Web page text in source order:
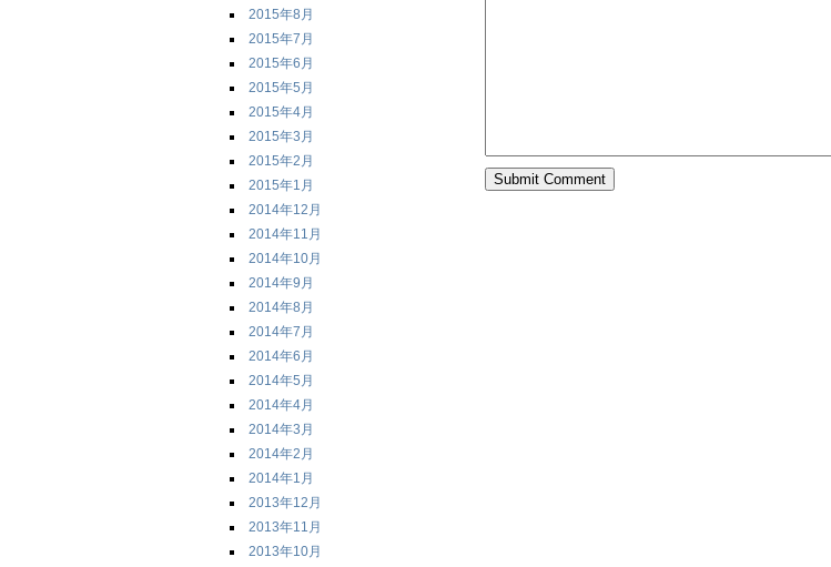
2015年8月
2015年7月
2015年6月
2015年5月
2015年4月
2015年3月
2015年2月
2015年1月
2014年12月
2014年11月
2014年10月
2014年9月
2014年8月
2014年7月
2014年6月
2014年5月
2014年4月
2014年3月
2014年2月
2014年1月
2013年12月
2013年11月
2013年10月